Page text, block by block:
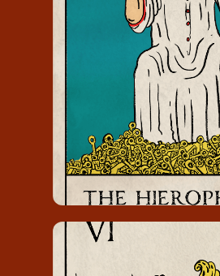
De Hogepriester draagt
5 en staat voor
toewijding.